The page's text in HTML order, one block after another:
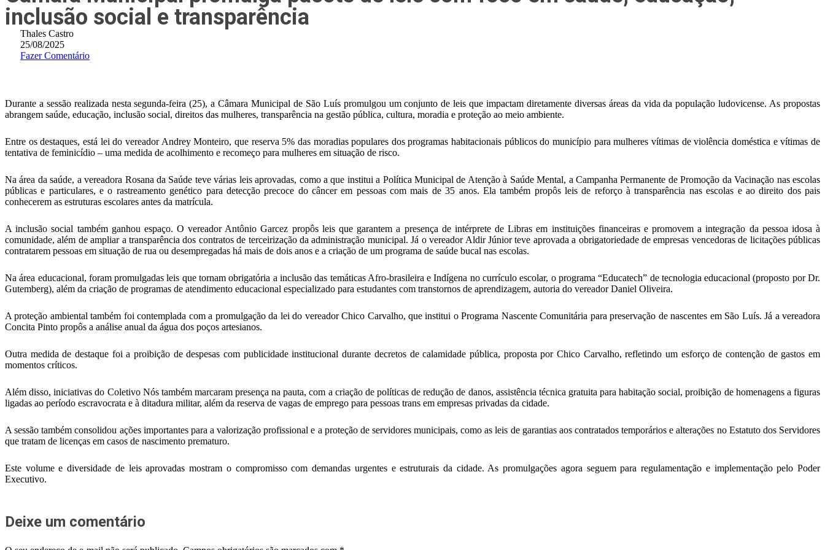
inclusão social e transparência
Thales Castro
25/08/2025
Fazer Comentário
Durante a sessão realizada nesta segunda-feira (25), a Câmara Municipal de São Luís promulgou um conjunto de leis que impactam diretamente diversas áreas da vida da população ludovicense. As propostas
abrangem saúde, educação, inclusão social, direitos das mulheres, transparência na gestão pública, cultura, moradia e proteção ao meio ambiente.
Entre os destaques, está lei do vereador Andrey Monteiro, que reserva 5% das moradias populares dos programas habitacionais públicos do município para mulheres vítimas de violência doméstica e vítimas de
tentativa de feminicídio – uma medida de acolhimento e recomeço para mulheres em situação de risco.
Na área da saúde, a vereadora Rosana da Saúde teve várias leis aprovadas, como a que institui a Política Municipal de Atenção à Saúde Mental, a Campanha Permanente de Promoção da Vacinação nas escolas
públicas e particulares, e o rastreamento genético para detecção precoce do câncer em pessoas com mais de 35 anos. Ela também propôs leis de reforço à transparência nas escolas e ao direito dos pais
conhecerem as estruturas escolares antes da matrícula.
A inclusão social também ganhou espaço. O vereador Antônio Garcez propôs leis que garantem a presença de intérprete de Libras em instituições financeiras e promovem a integração da pessoa idosa à
comunidade, além de ampliar a transparência dos contratos de terceirização da administração municipal. Já o vereador Aldir Júnior teve aprovada a obrigatoriedade de empresas vencedoras de licitações públicas
contratarem pessoas em situação de rua ou desempregadas há mais de dois anos e a criação de um programa de saúde bucal nas escolas.
Na área educacional, foram promulgadas leis que tornam obrigatória a inclusão das temáticas Afro-brasileira e Indígena no currículo escolar, o programa “Educatech” de tecnologia educacional (proposto por Dr.
Gutemberg), além da criação de programas de atendimento educacional especializado para estudantes com transtornos de aprendizagem, autoria do vereador Daniel Oliveira.
A proteção ambiental também foi contemplada com a promulgação da lei do vereador Chico Carvalho, que institui o Programa Nascente Comunitária para preservação de nascentes em São Luís. Já a vereadora
Concita Pinto propôs a análise anual da água dos poços artesianos.
Outra medida de destaque foi a proibição de despesas com publicidade institucional durante decretos de calamidade pública, proposta por Chico Carvalho, refletindo um esforço de contenção de gastos em
momentos críticos.
Além disso, iniciativas do Coletivo Nós também marcaram presença na pauta, com a criação de políticas de redução de danos, assistência técnica gratuita para habitação social, proibição de homenagens a figuras
ligadas ao período escravocrata e à ditadura militar, além da reserva de vagas de emprego para pessoas trans em empresas privadas da cidade.
A sessão também consolidou ações importantes para a valorização profissional e a proteção de servidores municipais, como as leis de garantias aos contratados temporários e alterações no Estatuto dos Servidores
que tratam de licenças em casos de nascimento prematuro.
Este volume e diversidade de leis aprovadas mostram o compromisso com demandas urgentes e estruturais da cidade. As promulgações agora seguem para regulamentação e implementação pelo Poder
Executivo.
Deixe um comentário